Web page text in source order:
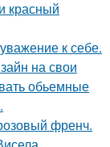
красный
к себе.
на свои
обьемные
френч.